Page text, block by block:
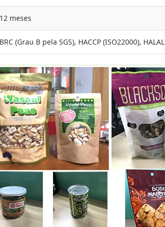
12 meses
BRC (Grau B pela SGS), HACCP (ISO22000), HALAL